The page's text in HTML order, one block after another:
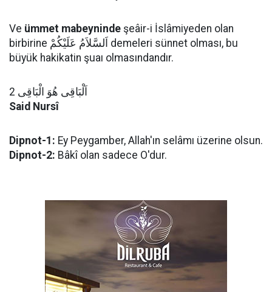
Ve ümmet mabeyninde şeâir-i İslâmiyeden olan
birbirine اَلسَّلاَمُ عَلَيْكُمْ demeleri sünnet olması, bu
büyük hakikatin şuaı olmasındandır.
اَلْبَاقِى هُوَ الْبَاقِى 2
Said Nursî
Dipnot-1: Ey Peygamber, Allah'ın selâmı üzerine olsun.
Dipnot-2: Bâkî olan sadece O'dur.